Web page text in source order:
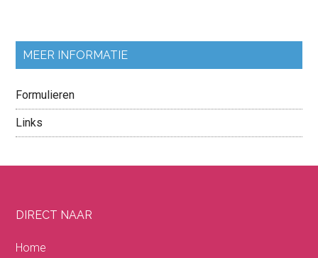
MEER INFORMATIE
Formulieren
Links
DIRECT NAAR
Home